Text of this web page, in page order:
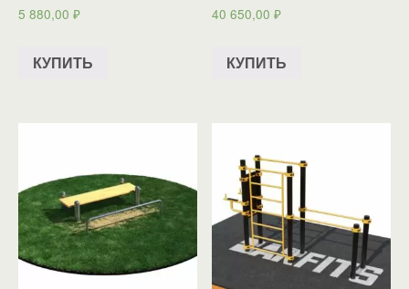
5 880,00 ₽
КУПИТЬ
40 650,00₽
КУПИТЬ